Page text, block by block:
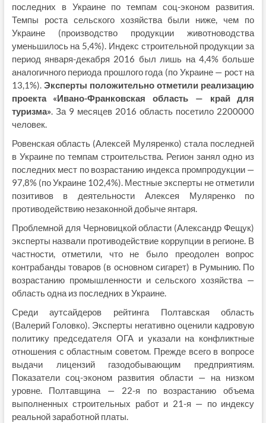
последних в Украине по темпам соц-эконом развития.
Темпы роста сельского хозяйства были ниже, чем по
Украине (производство продукции животноводства
уменьшилось на 5,4%). Индекс строительной продукции за
период января-декабря 2016 был лишь на 4,4% больше
аналогичного периода прошлого года (по Украине — рост на
13,1%). Эксперты положительно отметили реализацию
проекта «Ивано-Франковская область — край для
туризма». За 9 месяцев 2016 область посетило 2200000
человек.
Ровенская область (Алексей Муляренко) стала последней
в Украине по темпам строительства. Регион занял одно из
последних мест по возрастанию индекса промпродукции —
97,8% (по Украине 102,4%). Местные эксперты не отметили
позитивов в деятельности Алексея Муляренко по
противодействию незаконной добыче янтаря.
Проблемной для Черновицкой области (Александр Фещук)
эксперты назвали противодействие коррупции в регионе. В
частности, отметили, что не было преодолен вопрос
контрабанды товаров (в основном сигарет) в Румынию. По
возрастанию промышленности и сельского хозяйства —
область одна из последних в Украине.
Среди аутсайдеров рейтинга Полтавская область
(Валерий Головко). Эксперты негативно оценили кадровую
политику председателя ОГА и указали на конфликтные
отношения с областным советом. Прежде всего в вопросе
выдачи лицензий газодобывающим предприятиям.
Показатели соц-эконом развития области — на низком
уровне. Полтавщина — 22-я по возрастанию объема
выполненных строительных работ и 21-я — по индексу
реальной заработной платы.